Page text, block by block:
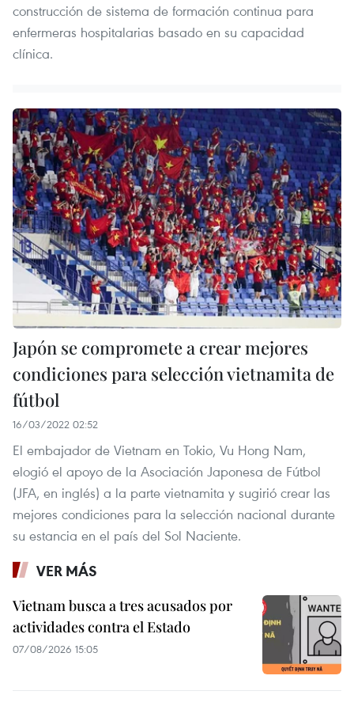
construcción de sistema de formación continua para
enfermeras hospitalarias basado en su capacidad
clínica.
Japón se compromete a crear mejores
condiciones para selección vietnamita de
fútbol
16/03/2022 02:52
El embajador de Vietnam en Tokio, Vu Hong Nam,
elogió el apoyo de la Asociación Japonesa de Fútbol
(JFA, en inglés) a la parte vietnamita y sugirió crear las
mejores condiciones para la selección nacional durante
su estancia en el país del Sol Naciente.
VER MÁS
Vietnam busca a tres acusados por
actividades contra el Estado
07/08/2026 15:05